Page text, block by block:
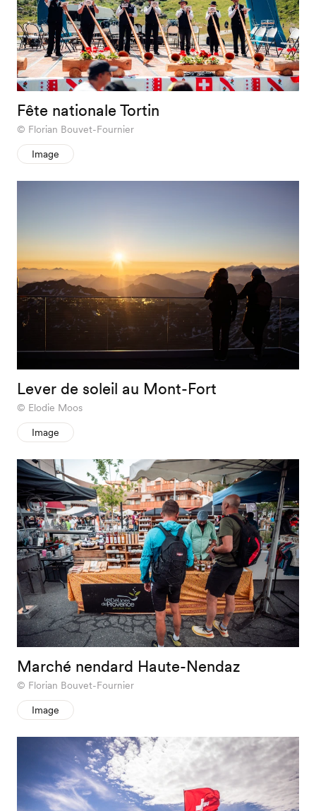
Fête nationale Tortin
Florian Bouvet-Fournier
Image
Lever de soleil au Mont-Fort
Elodie Moos
Image
Marché nendard Haute-Nendaz
Florian Bouvet-Fournier
Image